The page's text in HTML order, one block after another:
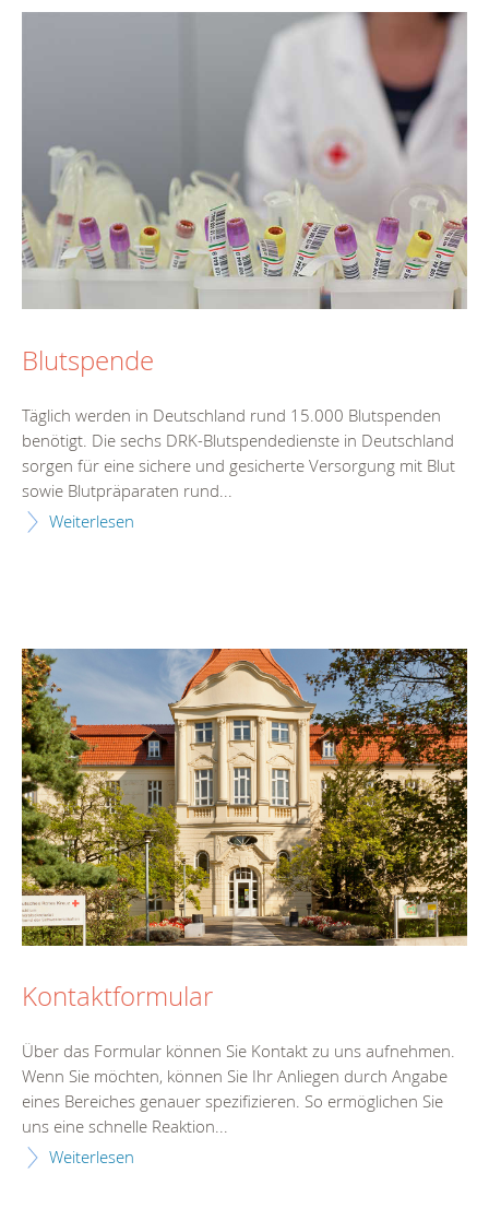
Blutspende
Täglich werden in Deutschland rund 15.000 Blutspenden
benötigt. Die sechs DRK-Blutspendedienste in Deutschland
sorgen für eine sichere und gesicherte Versorgung mit Blut
sowie Blutpräparaten rund...
Weiterlesen
Kontaktformular
Über das Formular können Sie Kontakt zu uns aufnehmen.
Wenn Sie möchten, können Sie Ihr Anliegen durch Angabe
eines Bereiches genauer spezifizieren. So ermöglichen Sie
uns eine schnelle Reaktion...
Weiterlesen